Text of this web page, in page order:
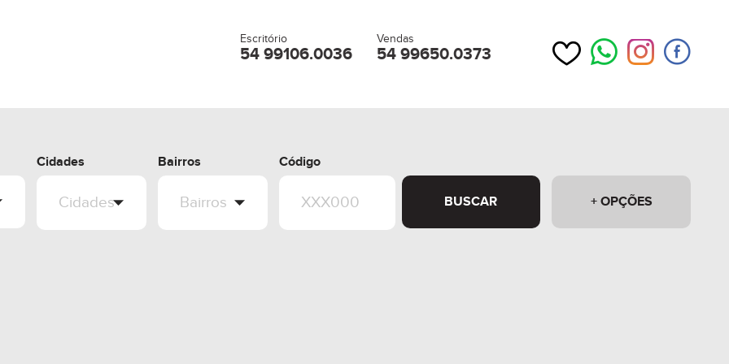
Escritório
54 99106.0036
Vendas
54 99650.0373
Cidades Bairros Código
+ OPÇÕES
BUSCAR